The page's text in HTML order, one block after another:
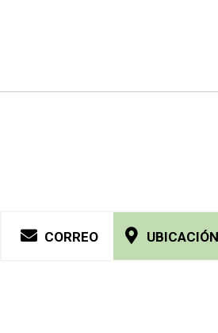
CORREO UBICACIÓN